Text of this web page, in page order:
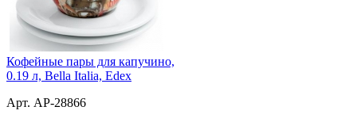
Кофейные пары для капучино,
0.19 л, Bella Italia, Edex
Арт. AP-28866